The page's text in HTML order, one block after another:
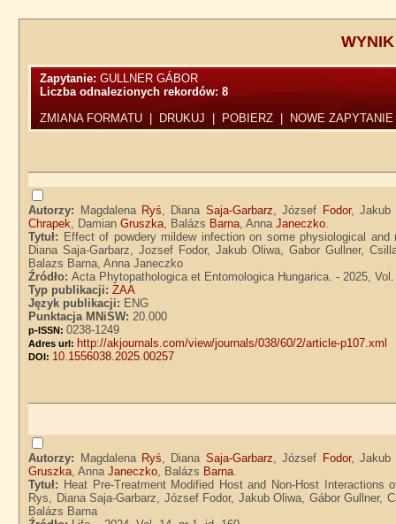
Zapytanie:GULLNER GÁBOR
Liczba odnalezionych rekordów:8
ZMIANA FORMATU
DRUKUJ POBIERZ NOWE ZAPYTANIE
Autorzy: Magdalena Ryś, Diana Saja-Garbarz, József Fodor, Jakub
Chrapek, DamianGruszka, Balázs Barna, AnnaJaneczko.
Tytuł: Effect of powdery mildew infection on some physiological
Diana Saja-Garbarz, Jozsef Fodor, Jakub Oliwa, Gabor Gullner,
Balazs Barna, Anna Janeczko
Źródło:Acta Phytopathologica et Entomologica Hungarica. - 2025,
Typ publikacji:ZAA
Język publikacji: ENG
Punktacja MNiSW:20.000
p-ISSN:0238-1249
Adres url: http://akjournals.com/view/journals/038/60/2/article-p107.xml
DOI: 10.1556038.2025.00257
Autorzy: Magdalena Ryś, Diana Saja-Garbarz, József Fodor, Jakub
Gruszka, AnnaJaneczko, Balázs Barna.
Tytuł: Heat Pre-Treatment Modified Host and Non-Host
Rys, Diana Saja-Garbarz, József Fodor, Jakub Oliwa, Gábor
Balázs Barna